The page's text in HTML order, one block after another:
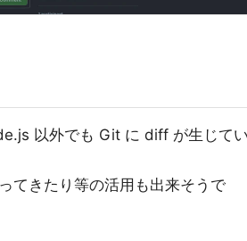
以外でも Git に diff が生じて
てきたり等の活用も出来そうで